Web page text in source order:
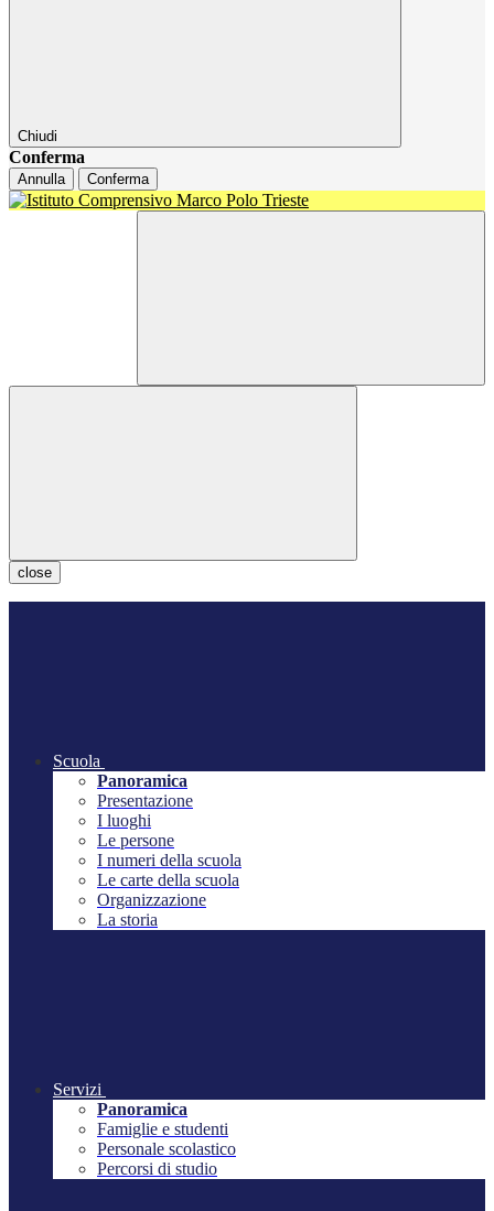
Chiudi
Conferma
Annulla Conferma
close
Scuola
Panoramica
Presentazione
I luoghi
Le persone
I numeri della scuola
Le carte della scuola
Organizzazione
La storia
Servizi
Panoramica
Famiglie e studenti
Personale scolastico
Percorsi di studio